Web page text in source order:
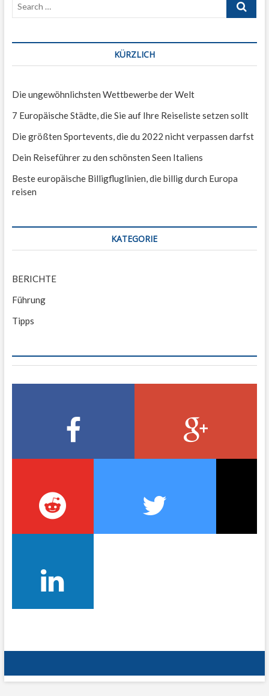
KÜRZLICH
Die ungewöhnlichsten Wettbewerbe der Welt
7 Europäische Städte, die Sie auf Ihre Reiseliste setzen sollt
Die größten Sportevents, die du 2022 nicht verpassen darfst
Dein Reiseführer zu den schönsten Seen Italiens
Beste europäische Billigfluglinien, die billig durch Europa
reisen
KATEGORIE
BERICHTE
Führung
Tipps